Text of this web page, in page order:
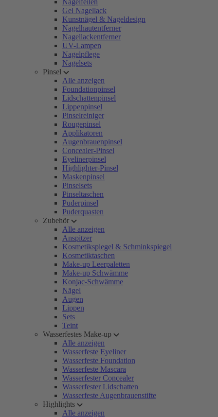
Nagelfeilen
Gel Nagellack
Kunstnägel & Nageldesign
Nagelhautentferner
Nagellackentferner
UV-Lampen
Nagelpflege
Nagelsets
Pinsel
Alle anzeigen
Foundationpinsel
Lidschattenpinsel
Lippenpinsel
Pinselreiniger
Rougepinsel
Applikatoren
Augenbrauenpinsel
Concealer-Pinsel
Eyelinerpinsel
Highlighter-Pinsel
Maskenpinsel
Pinselsets
Pinseltaschen
Puderpinsel
Puderquasten
Zubehör
Alle anzeigen
Anspitzer
Kosmetikspiegel & Schminkspiegel
Kosmetiktaschen
Make-up Leerpaletten
Make-up Schwämme
Konjac-Schwämme
Nägel
Augen
Lippen
Sets
Teint
Wasserfestes Make-up
Alle anzeigen
Wasserfeste Eyeliner
Wasserfeste Foundation
Wasserfeste Mascara
Wasserfester Concealer
Wasserfester Lidschatten
Wasserfeste Augenbrauenstifte
Highlights
Alle anzeigen